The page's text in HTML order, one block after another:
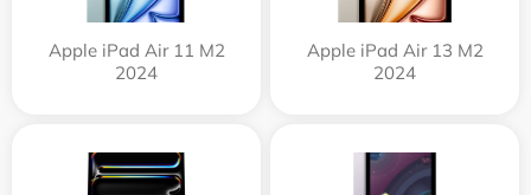
Apple iPad Air 11 M2
2024
Apple iPad Air 13 M2
2024